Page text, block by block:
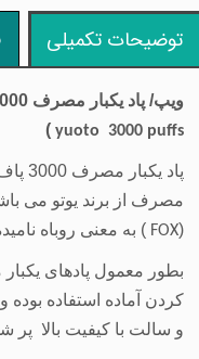
توضیحات تکمیلی
ویپ/ پاد یکبار مصرف 3000 پاف مدل
yuoto 3000 puffs
)
پاد
مصرف از برند یوتو می
(
FOX ) به معنی روباه
بطور معمول پادهای
کردن آماده استفاده بوده
و سالت با کیفیت بالا پر